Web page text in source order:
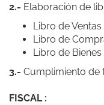
2.- Elaboración de
Libro de Ventas
Libro de
Libro de
3.- Cumplimiento de
FISCAL :